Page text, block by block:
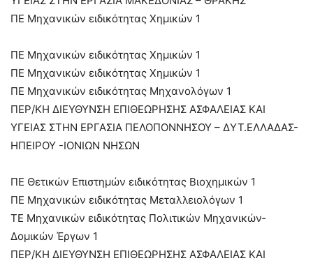
ΠΕ Μηχανικών ειδικότητας Χημικών 1
ΠΕ Μηχανικών ειδικότητας Χημικών 1
ΠΕ Μηχανικών ειδικότητας Χημικών 1
ΠΕ Μηχανικών ειδικότητας Μηχανολόγων 1
ΠΕΡ/ΚΗ ΔΙΕΥΘΥΝΣΗ ΕΠΙΘΕΩΡΗΣΗΣ ΑΣΦΑΛΕΙΑΣ ΚΑΙ
ΥΓΕΙΑΣ ΣΤΗΝ ΕΡΓΑΣΙΑ ΠΕΛΟΠΟΝΝΗΣΟΥ – ΔΥΤ.ΕΛΛΑΔΑΣ-
ΗΠΕΙΡΟΥ -ΙΟΝΙΩΝ ΝΗΣΩΝ
ΠΕ Θετικών Επιστημών ειδικότητας Βιοχημικών 1
ΠΕ Μηχανικών ειδικότητας Μεταλλειολόγων 1
ΤΕ Μηχανικών ειδικότητας Πολιτικών Μηχανικών­
Δομικών Έργων 1
ΠΕΡ/ΚΗ ΔΙΕΥΘΥΝΣΗ ΕΠΙΘΕΩΡΗΣΗΣ ΑΣΦΑΛΕΙΑΣ ΚΑΙ